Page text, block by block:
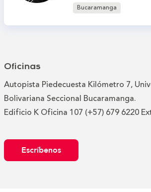
Bucaramanga
Oficinas
Autopista Piedecuesta Kilómetro 7,
Bolivariana Seccional Bucaramanga.
Edificio K Oficina 107 (+57) 679 6220
Escríbenos